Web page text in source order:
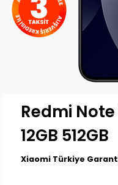
Redmi Note
12GB 512GB
Xiaomi Türkiye